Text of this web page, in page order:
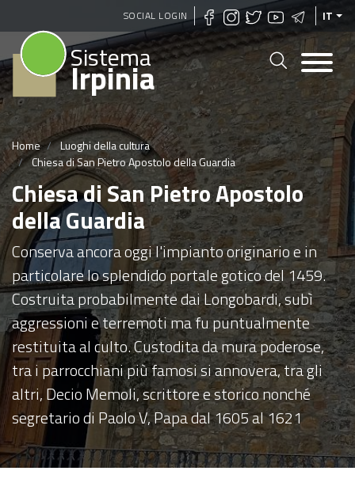
Salta
al
contenuto
principale
SOCIAL LOGIN IT
Sistema
Irpinia
Home
Luoghi della cultura
Chiesa di San Pietro Apostolo della Guardia
Chiesa di San Pietro Apostolo
della Guardia
Conserva ancora oggi l'impianto originario e in
particolare lo splendido portale gotico del 1459.
Costruita probabilmente dai Longobardi, subì
aggressioni e terremoti ma fu puntualmente
restituita al culto. Custodita da mura poderose,
tra i parrocchiani più famosi si annovera, tra gli
altri, Decio Memoli, scrittore e storico nonché
segretario di Paolo V, Papa dal 1605 al 1621